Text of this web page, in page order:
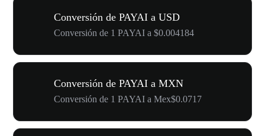
Conversión de PAYAI a USD
Conversión de 1 PAYAI a $0.004184
Conversión de PAYAI a MXN
Conversión de 1 PAYAI a Mex$0.0717